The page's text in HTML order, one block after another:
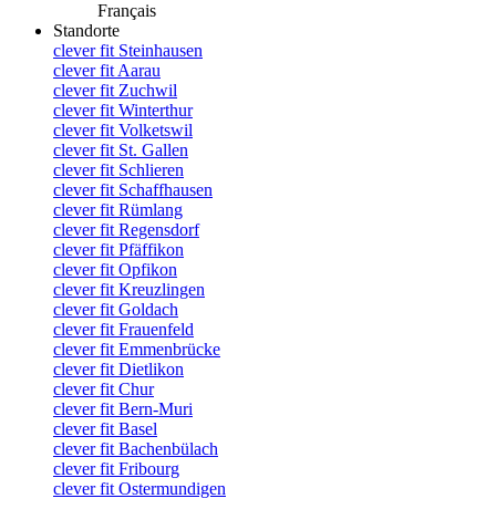
Français
Standorte
clever fit Steinhausen
clever fit Aarau
clever fit Zuchwil
clever fit Winterthur
clever fit Volketswil
clever fit St. Gallen
clever fit Schlieren
clever fit Schaffhausen
clever fit Rümlang
clever fit Regensdorf
clever fit Pfäffikon
clever fit Opfikon
clever fit Kreuzlingen
clever fit Goldach
clever fit Frauenfeld
clever fit Emmenbrücke
clever fit Dietlikon
clever fit Chur
clever fit Bern-Muri
clever fit Basel
clever fit Bachenbülach
clever fit Fribourg
clever fit Ostermundigen